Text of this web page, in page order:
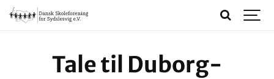
Tale til Duborg-